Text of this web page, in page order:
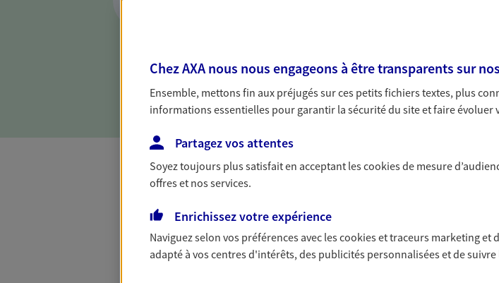
confiance
la confiance et la proximité. C'est en apprenant à vous
Chez AXA nous nous engageons à être transparents sur
Ensemble, mettons fin aux préjugés sur ces petits fichiers textes, plus
informations essentielles pour garantir la sécurité du site et faire évoluer
Partagez vos attentes
Soyez toujours plus satisfait en acceptant lescookiesde mesure
offres et nos services.
Enrichissez votre expérience
Naviguez selon vos préférences avec lescookies et traceurs marketing et
adapté à vos centres d'intérêts, des publicités personnalisées et de